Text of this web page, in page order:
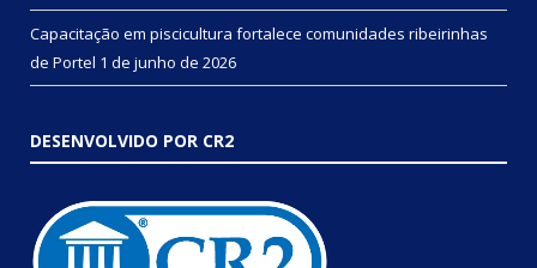
Capacitação em piscicultura fortalece comunidades ribeirinhas
de Portel 1 de junho de 2026
DESENVOLVIDO POR CR2